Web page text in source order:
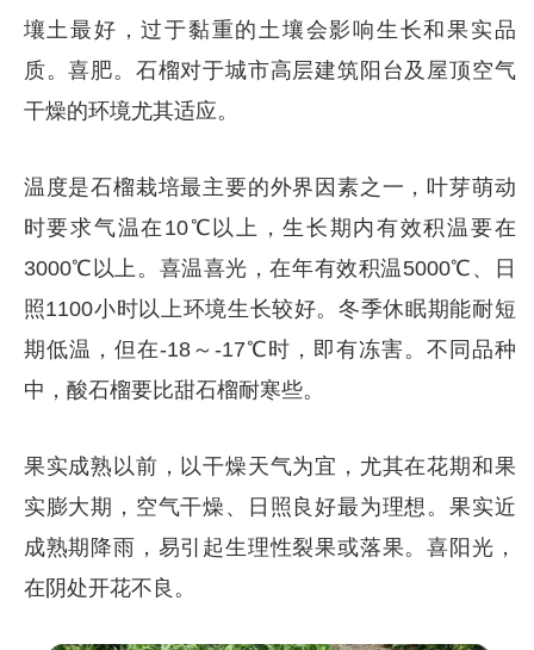
壤土最好，过于黏重的土壤会影响生长和果实品
质。喜肥。石榴对于城市高层建筑阳台及屋顶空气
干燥的环境尤其适应。
温度是石榴栽培最主要的外界因素之一，叶芽萌动
时要求气温在10℃以上，生长期内有效积温要在
3000℃以上。喜温喜光，在年有效积温5000℃、日
照1100小时以上环境生长较好。冬季休眠期能耐短
期低温，但在-18～-17℃时，即有冻害。不同品种
中，酸石榴要比甜石榴耐寒些。
果实成熟以前，以干燥天气为宜，尤其在花期和果
实膨大期，空气干燥、日照良好最为理想。果实近
成熟期降雨，易引起生理性裂果或落果。喜阳光，
在阴处开花不良。